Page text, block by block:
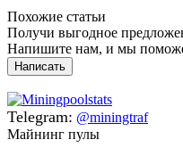
Похожие статьи
Получи выгодное
Напишите нам, и мы
Написать
Telegram: @miningtraf
Майнинг пулы